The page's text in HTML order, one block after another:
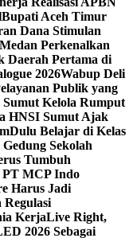
Bupati Aceh Timur
Dana Stimulan
Perkenalkan
Daerah Pertama di
2026Wabup Deli
Publik yang
Kelola Rumput
HNSI Sumut Ajak
Dulu Belajar di Kelas
Sekolah
Tumbuh
PT MCP Indo
Harus Jadi
Regulasi
KerjaLive Right,
2026 Sebagai